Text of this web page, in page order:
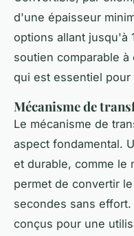
d'une épaisseur
options allant jusqu'à
soutien comparable
qui est essentiel pour
Mécanisme de
Le mécanisme de
aspect fondamental.
et durable, comme le
permet de convertir
secondes sans
conçus pour une